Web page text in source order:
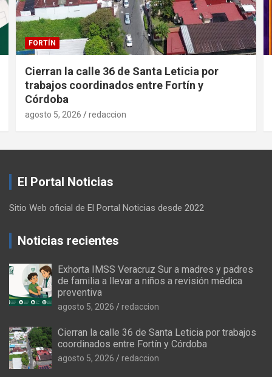
FORTÍN
Cierran la calle 36 de Santa Leticia por
trabajos coordinados entre Fortín y
Córdoba
agosto 5, 2026 redaccion
El Portal Noticias
Sitio Web oficial de El Portal Noticias desde 2022
Noticias recientes
Exhorta IMSS Veracruz Sur a madres y padres
de familia a llevar a niños a revisión médica
preventiva
agosto 5, 2026 redaccion
Cierran la calle 36 de Santa Leticia por trabajos
coordinados entre Fortín y Córdoba
agosto 5, 2026 redaccion